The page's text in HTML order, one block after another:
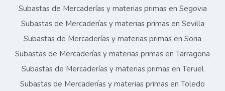
Subastas de Mercaderías y materias primas en Segovia
Subastas de Mercaderías y materias primas en Sevilla
Subastas de Mercaderías y materias primas en Soria
Subastas de Mercaderías y materias primas en Tarragona
Subastas de Mercaderías y materias primas en Teruel
Subastas de Mercaderías y materias primas en Toledo